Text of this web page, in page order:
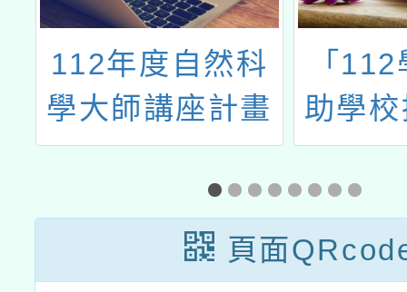
112年度自然科
學大師講座計畫
「
助學
知
頁面